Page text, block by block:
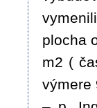
plocha
m2 (
výmere